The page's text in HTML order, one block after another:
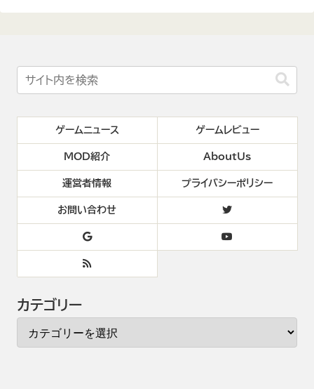
ゲームニュース ゲームレビュー
MOD紹介 AboutUs
運営者情報 プライバシーポリシー
お問い合わせ
カテゴリー